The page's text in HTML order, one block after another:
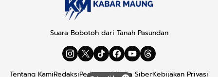
Suara Bobotoh dari Tanah Pasundan
Tentang KamiRedaksiPedoman Media SiberKebijakan Privasi